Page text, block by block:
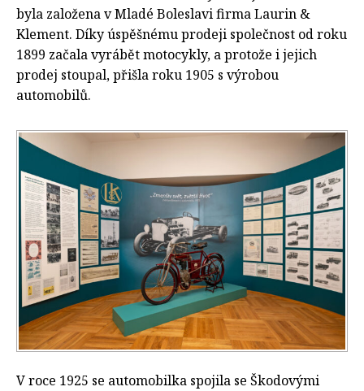
byla založena v Mladé Boleslavi firma Laurin &
Klement. Díky úspěšnému prodeji společnost od roku
1899 začala vyrábět motocykly, a protože i jejich
prodej stoupal, přišla roku 1905 s výrobou
automobilů.
V roce 1925 se automobilka spojila se Škodovými